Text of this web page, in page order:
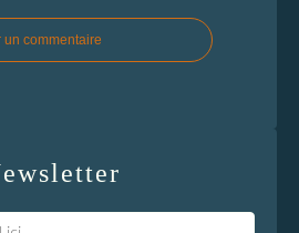
un commentaire